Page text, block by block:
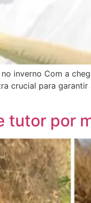
inverno Com a
crucial para
tutor por